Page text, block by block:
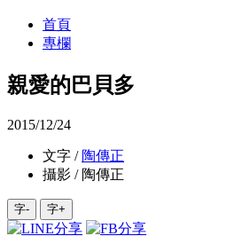
首頁
專欄
親愛的巴貝多
2015/12/24
文字 / 陶傳正
攝影 / 陶傳正
字- 字+